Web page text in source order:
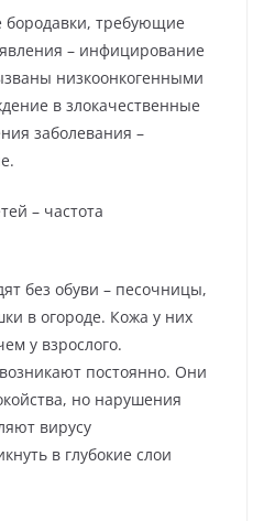
требующие
– инфицирование
низкоонкогенными
в злокачественные
заболевания –
– частота
без обуви – песочницы,
в огороде. Кожа у них
у взрослого.
постоянно. Они
но нарушения
вирусу
в глубокие слои